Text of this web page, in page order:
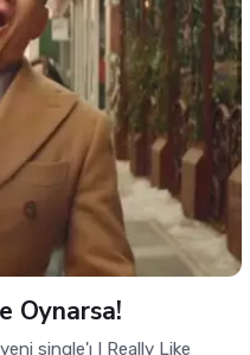
Oynarsa!
single'ı I Really Like